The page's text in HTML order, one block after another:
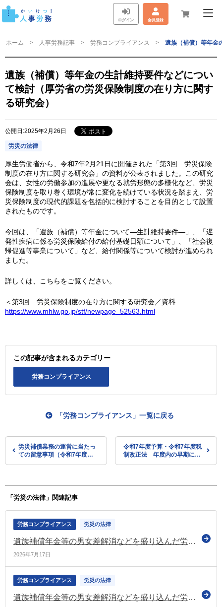
ログイン 会員登録
ホーム 人事労務記事 労務コンプライアンス 遺族（補償）等年金
遺族（補償）等年金の生計維持要件などについ
て検討（厚労省の労災保険制度の在り方に関す
る研究会）
公開日:2025年2月26日
労災の法律
厚生労働省から、令和7年2月21日に開催された「第3回 労災保険
制度の在り方に関する研究会」の資料が公表されました。この研究
会は、女性の労働参加の進展や更なる就労形態の多様化など、労災
保険制度を取り巻く環境が常に変化を続けている状況を踏まえ、労
災保険制度の現代的課題を包括的に検討することを目的として設置
されたものです。
今回は、「遺族（補償）等年金について―生計維持要件―」、「遅
発性疾病に係る労災保険給付の給付基礎日額について」、「社会復
帰促進等事業について」など、給付関係等について検討が進められ
ました。
詳しくは、こちらをご覧ください。
＜第3回 労災保険制度の在り方に関する研究会／資料
https://www.mhlw.go.jp/stf/newpage_52563.html
この記事が含まれるカテゴリー
労務コンプライアンス
労災補償業務の運営に当たっ
ての留意事項（令和7年度）
「労務コンプライアンス」一覧に戻る
令和7年度予算・令和7年度税
制改正法 年度内の早期に成
「労災の法律」関連記事
労務コンプライアンス 労災の法律
遺族補償年金等の男女差解消などを盛り込んだ労災保険法等の改正法 官報に公布
2026年7月17日
労務コンプライアンス 労災の法律
遺族補償年金等の男女差解消などを盛り込んだ労災保険法等の改正法が成立